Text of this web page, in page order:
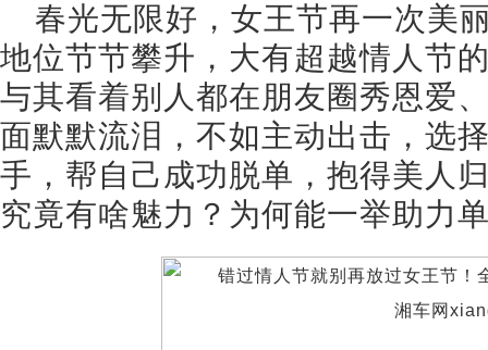
春光无限好，女王节再一次美
地位节节攀升，大有超越情人节
与其看着别人都在朋友圈秀恩爱
面默默流泪，不如主动出击，选
手，帮自己成功脱单，抱得美人
究竟有啥魅力？为何能一举助力